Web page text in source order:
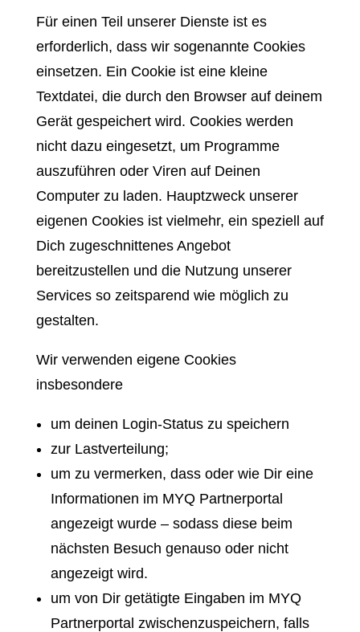
Für einen Teil unserer Dienste ist es
erforderlich, dass wir sogenannte Cookies
einsetzen. Ein Cookie ist eine kleine
Textdatei, die durch den Browser auf deinem
Gerät gespeichert wird. Cookies werden
nicht dazu eingesetzt, um Programme
auszuführen oder Viren auf Deinen
Computer zu laden. Hauptzweck unserer
eigenen Cookies ist vielmehr, ein speziell auf
Dich zugeschnittenes Angebot
bereitzustellen und die Nutzung unserer
Services so zeitsparend wie möglich zu
gestalten.
Wir verwenden eigene Cookies
insbesondere
um deinen Login-Status zu speichern
zur Lastverteilung;
um zu vermerken, dass oder wie Dir eine
Informationen im MYQ Partnerportal
angezeigt wurde ­– sodass diese beim
nächsten Besuch genauso oder nicht
angezeigt wird.
um von Dir getätigte Eingaben im MYQ
Partnerportal zwischenzuspeichern, falls